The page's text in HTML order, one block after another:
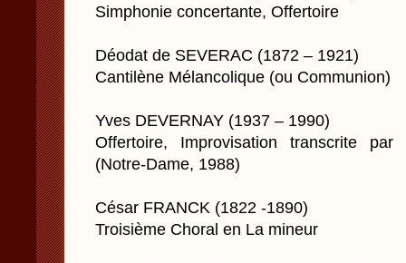
Simphonie concertante, Offertoire
Déodat de SEVERAC (1872 – 1921)
Cantilène Mélancolique (ou Communion)
Yves DEVERNAY (1937 – 1990)
Offertoire, Improvisation transcrite par
(Notre-Dame, 1988)
César FRANCK (1822 -1890)
Troisième Choral en La mineur